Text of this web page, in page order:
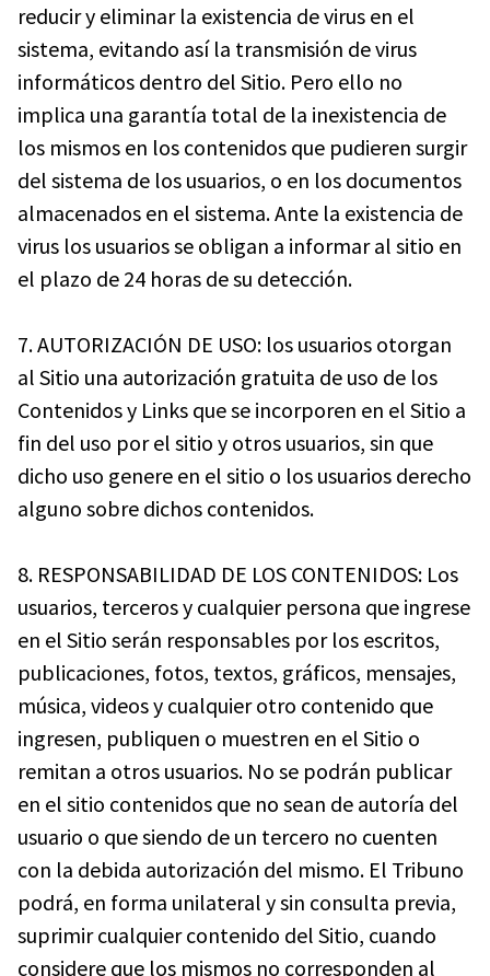
reducir y eliminar la existencia de virus en el
sistema, evitando así la transmisión de virus
informáticos dentro del Sitio. Pero ello no
implica una garantía total de la inexistencia de
los mismos en los contenidos que pudieren surgir
del sistema de los usuarios, o en los documentos
almacenados en el sistema. Ante la existencia de
virus los usuarios se obligan a informar al sitio en
el plazo de 24 horas de su detección.
7. AUTORIZACIÓN DE USO: los usuarios otorgan
al Sitio una autorización gratuita de uso de los
Contenidos y Links que se incorporen en el Sitio a
fin del uso por el sitio y otros usuarios, sin que
dicho uso genere en el sitio o los usuarios derecho
alguno sobre dichos contenidos.
8. RESPONSABILIDAD DE LOS CONTENIDOS: Los
usuarios, terceros y cualquier persona que ingrese
en el Sitio serán responsables por los escritos,
publicaciones, fotos, textos, gráficos, mensajes,
música, videos y cualquier otro contenido que
ingresen, publiquen o muestren en el Sitio o
remitan a otros usuarios. No se podrán publicar
en el sitio contenidos que no sean de autoría del
usuario o que siendo de un tercero no cuenten
con la debida autorización del mismo. El Tribuno
podrá, en forma unilateral y sin consulta previa,
suprimir cualquier contenido del Sitio, cuando
considere que los mismos no corresponden al